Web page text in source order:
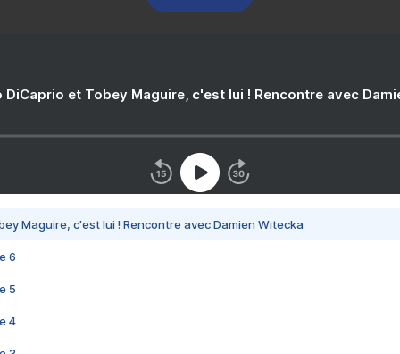
DiCaprio et Tobey Maguire, c'est lui ! Rencontre avec
Maguire, c'est lui ! Rencontre avec Damien Witecka
6
5
4